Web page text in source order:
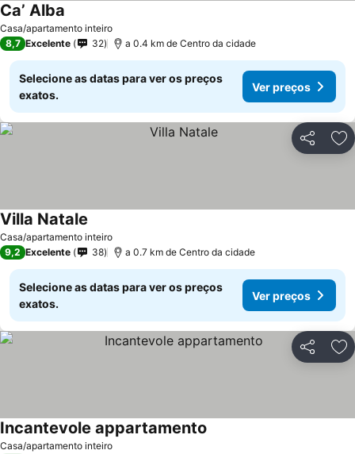
Casa/apartamento inteiro
Ca’ Alba
8,7 Excelente 32 a 0.4 km de Centro da cidade
Selecione as datas para ver os preços
exatos.
Ver preços
Partilhar
Casa/apartamento inteiro
Villa Natale
9,2 Excelente 38 a 0.7 km de Centro da cidade
Selecione as datas para ver os preços
exatos.
Ver preços
Partilhar
Casa/apartamento inteiro
Incantevole appartamento